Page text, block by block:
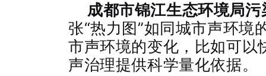
成都市锦江生态环境局
张“热力图”如同城市声环境
市声环境的变化，比如可以
声治理提供科学量化依据。